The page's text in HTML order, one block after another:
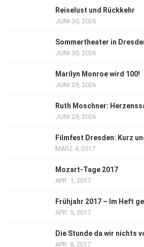
Reiselust und Rückkehr
JUNI 30, 2026
Sommertheater in
JUNI 30, 2026
Marilyn Monroe wird 100!
JUNI 29, 2026
Ruth Moschner:
JUNI 29, 2026
Filmfest Dresden: Kurz
MÄRZ 4, 2017
Mozart-Tage 2017
APR. 1, 2017
Frühjahr 2017 – Im Heft
APR. 5, 2017
Die Stunde da wir nichts
APR. 8, 2017